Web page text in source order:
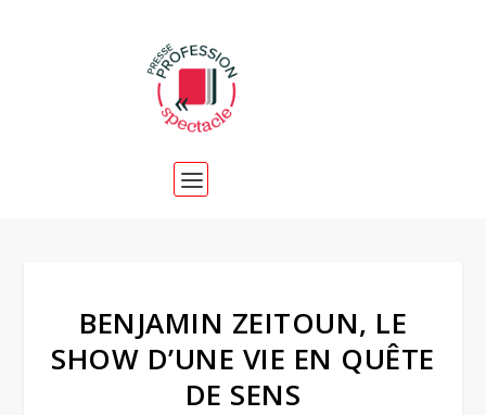
BENJAMIN ZEITOUN, LE
SHOW D’UNE VIE EN QUÊTE
DE SENS